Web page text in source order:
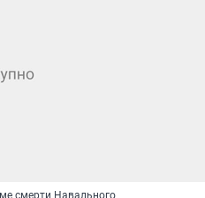
смерти Навального